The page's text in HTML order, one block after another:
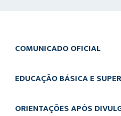
COMUNICADO OFICIAL
EDUCAÇÃO BÁSICA E
ORIENTAÇÕES APÓS